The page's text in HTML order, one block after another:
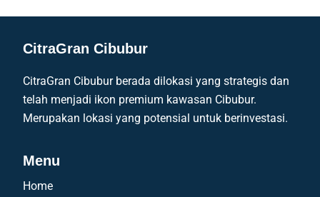
CitraGran Cibubur
CitraGran Cibubur berada dilokasi yang strategis dan
telah menjadi ikon premium kawasan Cibubur.
Merupakan lokasi yang potensial untuk berinvestasi.
Menu
Home